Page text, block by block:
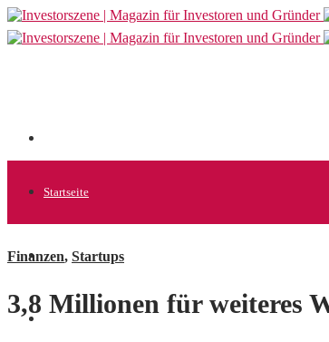
Startseite
Allgemein
Finanzen, Startups
3,8 Millionen für weiteres